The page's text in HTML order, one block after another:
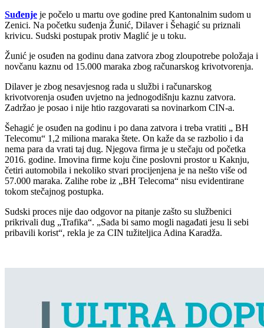
Suđenje je počelo u martu ove godine pred Kantonalnim sudom u
Zenici. Na početku suđenja Žunić, Dilaver i Šehagić su priznali
krivicu. Sudski postupak protiv Maglić je u toku.
Žunić je osuđen na godinu dana zatvora zbog zloupotrebe položaja i
novčanu kaznu od 15.000 maraka zbog računarskog krivotvorenja.
Dilaver je zbog nesavjesnog rada u službi i računarskog
krivotvorenja osuđen uvjetno na jednogodišnju kaznu zatvora.
Zadržao je posao i nije htio razgovarati sa novinarkom CIN-a.
Šehagić je osuđen na godinu i po dana zatvora i treba vratiti „ BH
Telecomu“ 1,2 miliona maraka štete. On kaže da se razbolio i da
nema para da vrati taj dug. Njegova firma je u stečaju od početka
2016. godine. Imovina firme koju čine poslovni prostor u Kaknju,
četiri automobila i nekoliko stvari procijenjena je na nešto više od
57.000 maraka. Zalihe robe iz „BH Telecoma“ nisu evidentirane
tokom stečajnog postupka.
Sudski proces nije dao odgovor na pitanje zašto su službenici
prikrivali dug „Trafika“. „Sada bi samo mogli nagađati jesu li sebi
pribavili korist“, rekla je za CIN tužiteljica Adina Karadža.